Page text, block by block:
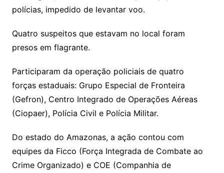
polícias, impedido de levantar voo.
Quatro suspeitos que estavam no local foram
presos em flagrante.
Participaram da operação policiais de quatro
forças estaduais: Grupo Especial de Fronteira
(Gefron), Centro Integrado de Operações Aéreas
(Ciopaer), Polícia Civil e Polícia Militar.
Do estado do Amazonas, a ação contou com
equipes da Ficco (Força Integrada de Combate ao
Crime Organizado) e COE (Companhia de